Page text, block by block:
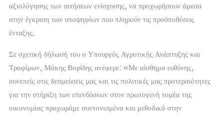
αξιολόγησης των αιτήσεων ενίσχυσης, να προχωρήσουν άμεσα
στην έγκριση των υποψηφίων που πληρούν τις προϋποθέσεις
ένταξης.
Σε σχετική δήλωσή του ο Υπουργός Αγροτικής Ανάπτυξης και
Τροφίμων, Μάκης Βορίδης ανέφερε: «Με αίσθημα ευθύνης,
συνεπείς στις δεσμεύσεις μας και τις πολιτικές μας προτεραιότητες
για την στήριξη των επενδύσεων στον πρωτογενή τομέα της
οικονομίας προχωράμε συντονισμένα και μεθοδικά στην